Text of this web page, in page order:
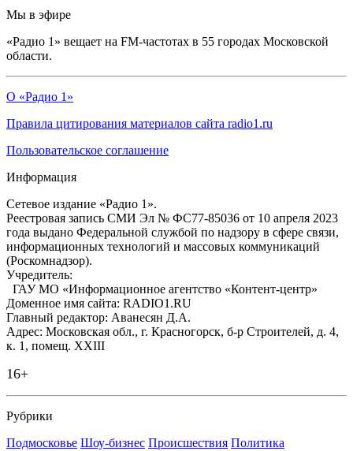
Мы в эфире
«Радио 1» вещает на FM-частотах в 55 городах Московской
области.
О «Радио 1»
Правила цитирования материалов сайта radio1.ru
Пользовательское соглашение
Информация
Сетевое издание «Радио 1».
Реестровая запись СМИ Эл № ФС77-85036 от 10 апреля 2023
года выдано Федеральной службой по надзору в сфере связи,
информационных технологий и массовых коммуникаций
(Роскомнадзор).
Учредитель:
ГАУ МО «Информационное агентство «Контент-центр»
Доменное имя сайта: RADIO1.RU
Главный редактор: Аванесян Д.А.
Адрес: Московская обл., г. Красногорск, б-р Строителей, д. 4,
к. 1, помещ. XXIII
16+
Рубрики
Подмосковье Шоу-бизнес Происшествия Политика